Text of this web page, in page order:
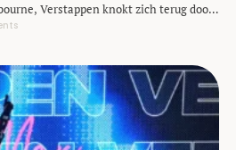
Verstappen knokt zich terug door
zorgen meteen voor discussie.